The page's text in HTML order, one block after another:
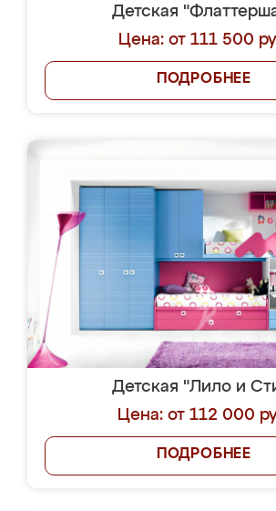
Детская
Цена: от 111 500
ПОДРОБНЕЕ
Детская "Лило и
Цена: от 112 000
ПОДРОБНЕЕ